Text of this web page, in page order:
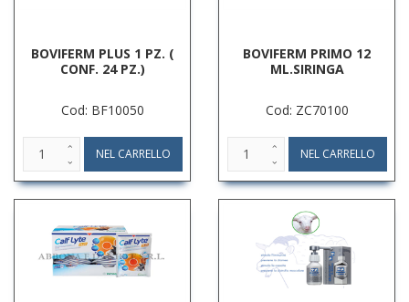
BOVIFERM PLUS 1 PZ. (
CONF. 24 PZ.)
Cod: BF10050
BOVIFERM PRIMO 12
ML.SIRINGA
Cod: ZC70100